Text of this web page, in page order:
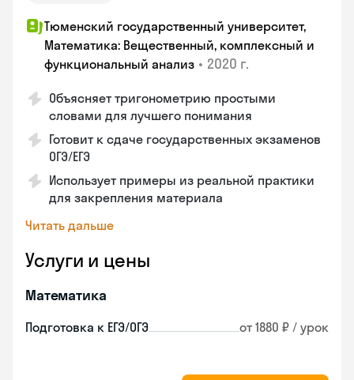
Тюменский государственный университет,
Математика: Вещественный, комплексный и
функциональный анализ • 2020 г.
Объясняет тригонометрию простыми
словами для лучшего понимания
Готовит к сдаче государственных экзаменов
ОГЭ/ЕГЭ
Использует примеры из реальной практики
для закрепления материала
Читать дальше
Услуги и цены
Математика
Подготовка к ЕГЭ/ОГЭ от 1880 ₽ / урок